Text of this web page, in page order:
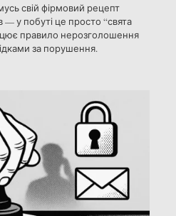
свій фірмовий рецепт
— у побуті це просто “свята
правило нерозголошення
за порушення.